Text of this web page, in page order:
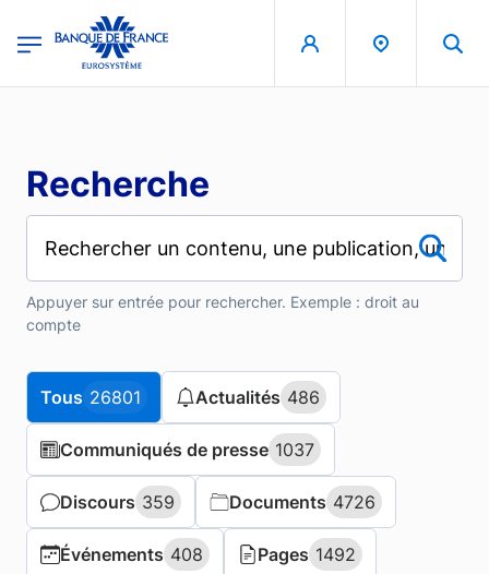
Recherche
Appuyer sur entrée pour rechercher. Exemple : droit au
compte
Tous 26801
Tous 26801 Actualités 486
Actualités 486
Communiqués de presse 1037
Communiqués de presse 1037
Discours 359
Discours 359 Documents 4726
Documents 4726
Événements 408
Événements 408 Pages 1492
Pages 1492